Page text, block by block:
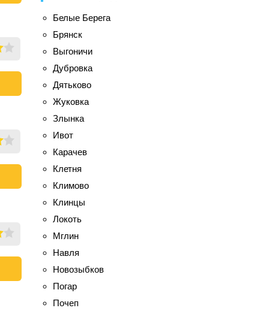
Белые Берега
Брянск
Выгоничи
Дубровка
Дятьково
Жуковка
Злынка
Ивот
Карачев
Клетня
Климово
Клинцы
Локоть
Мглин
Навля
Новозыбков
Погар
Почеп